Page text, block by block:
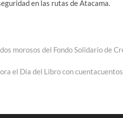
en las rutas de Atacama.
morosos del Fondo Solidario de
el Día del Libro con